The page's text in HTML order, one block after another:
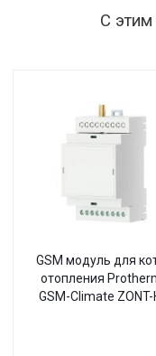
С
GSM модуль для
отопления
GSM-Climate ZONT-